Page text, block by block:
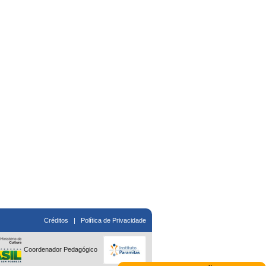
Créditos | Política de Privacidade
Coordenador Pedagógico